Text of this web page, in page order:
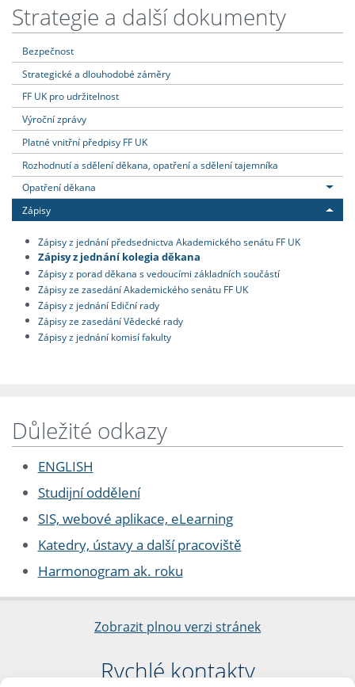
Strategie a další dokumenty
Bezpečnost
Strategické a dlouhodobé záměry
FF UK pro udržitelnost
Výroční zprávy
Platné vnitřní předpisy FF UK
Rozhodnutí a sdělení děkana, opatření a sdělení tajemníka
Opatření děkana
Zápisy
Zápisy z jednání předsednictva Akademického senátu FF UK
Zápisy z jednání kolegia děkana
Zápisy z porad děkana s vedoucími základních součástí
Zápisy ze zasedání Akademického senátu FF UK
Zápisy z jednání Ediční rady
Zápisy ze zasedání Vědecké rady
Zápisy z jednání komisí fakulty
Důležité odkazy
ENGLISH
Studijní oddělení
SIS, webové aplikace, eLearning
Katedry, ústavy a další pracoviště
Harmonogram ak. roku
Zobrazit plnou verzi stránek
Rychlé kontakty